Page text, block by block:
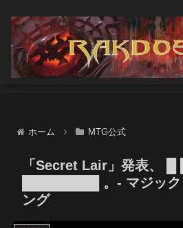
ホーム MTG公式
「Secret Lair」発表、
████████ 。- マジック
ング